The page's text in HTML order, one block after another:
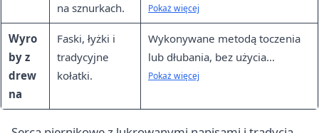
na sznurkach.
niezniszczalne w transporcie.
Pokaż więcej
Wyro
by z
drew
na
Faski, łyżki i
tradycyjne
kołatki.
Wykonywane metodą toczenia
lub dłubania, bez użycia
gwoździ.
Pokaż więcej